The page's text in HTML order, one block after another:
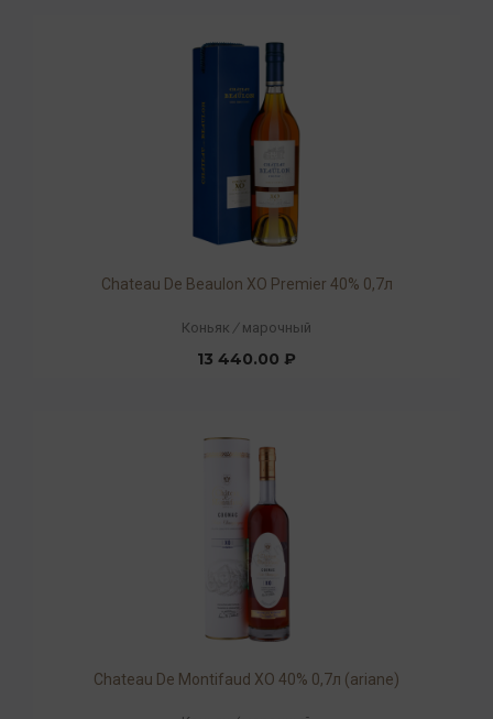
Chateau De Beaulon XO Premier 40% 0,7л
Коньяк / марочный
13 440.00 ₽
Chateau De Montifaud XO 40% 0,7л (ariane)